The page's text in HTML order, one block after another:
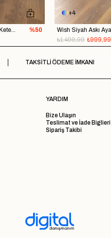
Yeta Pembe Bağlama Detay Bluz Etek Keten Takım
%50
4
₺999,99
₺1.499,99
TAKSİTLİ ÖDEME İMKANI
YARDIM
Bize Ulaşın
Teslimat ve İade Biglieri
Sipariş Takibi